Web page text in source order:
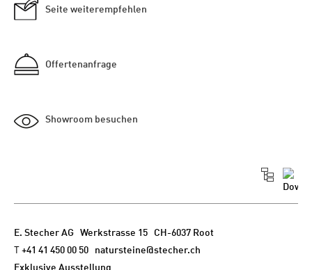
Seite weiterempfehlen
Offertenanfrage
Showroom besuchen
E. Stecher AG Werkstrasse 15 CH-6037 Root
+41 41 450 00 50
natursteine@stecher.ch
Exklusive Ausstellung